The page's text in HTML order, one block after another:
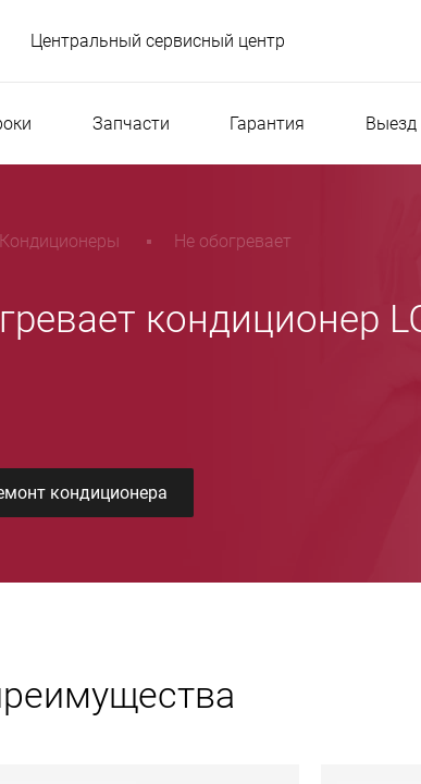
Центральный сервисный центр
Запчасти Гарантия Выезд
Кондиционеры Не обогревает
кондиционер
кондиционера